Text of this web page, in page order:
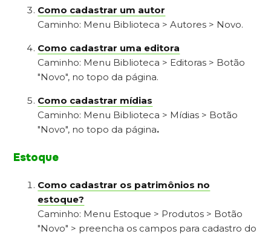
Como cadastrar um autor
Caminho: Menu Biblioteca > Autores > Novo.
Como cadastrar uma editora
Caminho: Menu Biblioteca > Editoras > Botão
"Novo", no topo da página.
Como cadastrar mídias
Caminho: Menu Biblioteca > Mídias > Botão
"Novo", no topo da página.
Estoque
Como cadastrar os patrimônios no
estoque?
Caminho: Menu Estoque > Produtos > Botão
"Novo" > preencha os campos para cadastro do